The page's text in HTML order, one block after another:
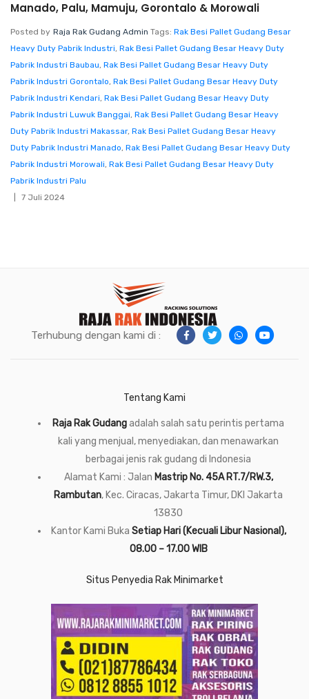
Manado, Palu, Mamuju, Gorontalo & Morowali
Posted by Raja Rak Gudang Admin Tags: Rak Besi Pallet Gudang Besar
Heavy Duty Pabrik Industri, Rak Besi Pallet Gudang Besar Heavy Duty
Pabrik Industri Baubau, Rak Besi Pallet Gudang Besar Heavy Duty
Pabrik Industri Gorontalo, Rak Besi Pallet Gudang Besar Heavy Duty
Pabrik Industri Kendari, Rak Besi Pallet Gudang Besar Heavy Duty
Pabrik Industri Luwuk Banggai, Rak Besi Pallet Gudang Besar Heavy
Duty Pabrik Industri Makassar, Rak Besi Pallet Gudang Besar Heavy
Duty Pabrik Industri Manado, Rak Besi Pallet Gudang Besar Heavy Duty
Pabrik Industri Morowali, Rak Besi Pallet Gudang Besar Heavy Duty
Pabrik Industri Palu
7 Juli 2024
Terhubung dengan kami di :
Tentang Kami
Raja Rak Gudangadalah salah satu perintis pertama
kali yang menjual, menyediakan, dan menawarkan
berbagai jenis rak gudang di Indonesia
Alamat Kami : Jalan Mastrip No. 45A RT.7/RW.3,
Rambutan, Kec. Ciracas, Jakarta Timur, DKI Jakarta
13830
Kantor Kami Buka Setiap Hari (Kecuali Libur Nasional),
08.00 – 17.00 WIB
Situs Penyedia Rak Minimarket